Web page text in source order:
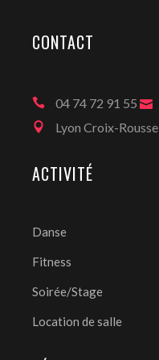
CONTACT
04 74 72 91 55
Lyon Croix-Rousse
ACTIVITÉ
Danse
Fitness
Soirée/Stage
Location de salle